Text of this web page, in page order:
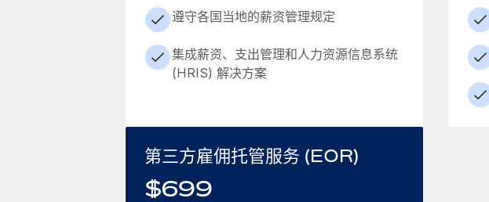
遵守各国当地的薪资管理规定
集成薪资、支出管理和人力资源信息系统
(HRIS) 解决方案
第三方雇佣托管服务 (EOR)
$699